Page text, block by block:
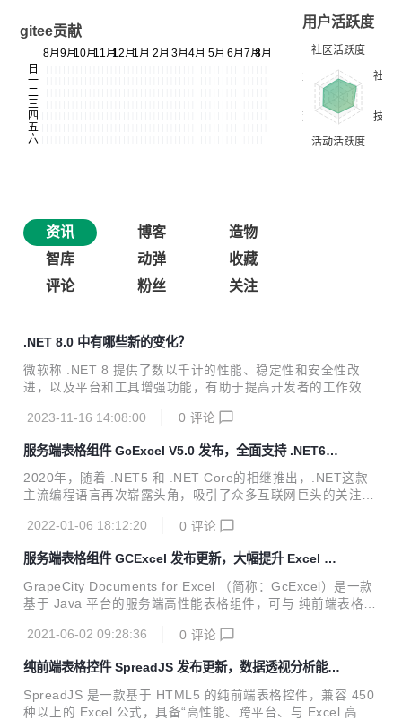
gitee贡献
用户活跃度
资讯 博客
造物
智库
动弹
收藏
评论
粉丝 关注
.NET 8.0 中有哪些新的变化？
微软称 .NET 8 提供了数以千计的性能、稳定性和安全性改
进，以及平台和工具增强功能，有助于提高开发者的工作效率
2023-11-16 14:08:00
0 评论
服务端表格组件 GcExcel V5.0 发布，全面支持 .NET6，
让您同步享受性能极致提升
2020年，随着 .NET5 和 .NET Core的相继推出，.NET这款
主流编程语言再次崭露头角，吸引了众多互联网巨头的关注。
AUI、CLR性能优化等利器，为当下微服务&云原生的新互联
起，葡萄城服务端表格组件 GcExcel 便紧随时代的步伐，不
但与微软保持紧密的技术合作，还在第一时间对产品版本更新
迭代，让开发者不再为新技术而困扰，不再为系统兼容性而担
来其V5.0 的发布更新，从该版本开始GcExcel...
2022-01-06 18:12:20 0 评论
服务端表格组件 GCExcel 发布更新，大幅提升 Excel 模
板处理性能
GrapeCity Documents for Excel （简称：GcExcel）是一款
基于 Java 平台的服务端高性能表格组件，可与 纯前端表格控
用软件，在前端展示电子表格数据，在服务端批量创建、加
序提供在线文档的前后端数据同步、在线填报与服务端批量导
出与打印，以及类 Excel 报表模板设计与服务端高性能处理等
一整套 类 Excel 全栈解决方案。 近日，服务端表格组件 GcE
2021-06-02 09:28:36 0 评论
纯前端表格控件 SpreadJS 发布更新，数据透视分析能力
更加强大
SpreadJS 是一款基于 HTML5 的纯前端表格控件，兼容 450
种以上的 Excel 公式，具备“高性能、跨平台、与 Excel 高度